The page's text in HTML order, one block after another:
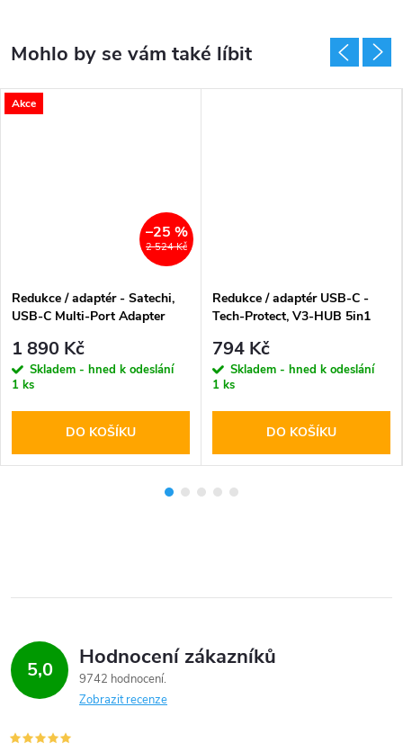
Akce
2 524 Kč
–25 %
Redukce / adaptér - Satechi,
USB-C Multi-Port Adapter
1 890 Kč
Skladem - hned k odeslání
1 ks
DO KOŠÍKU
Redukce / adaptér USB-C -
Tech-Protect, V3-HUB 5in1
794 Kč
Skladem - hned k odeslání
1 ks
DO KOŠÍKU
5,0 Hodnocení zákazníků
9742 hodnocení
Zobrazit recenze